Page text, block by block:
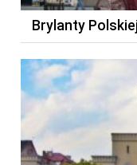
Brylanty